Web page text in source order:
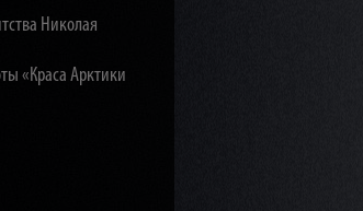
Николая
«Краса Арктики